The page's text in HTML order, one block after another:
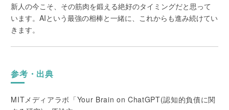
新人の今こそ、その筋肉を鍛える絶好のタイミングだと思って
います。AIという最強の相棒と一緒に、これからも進み続けてい
きます。
参考・出典
MITメディアラボ「Your Brain on ChatGPT(認知的負債に関